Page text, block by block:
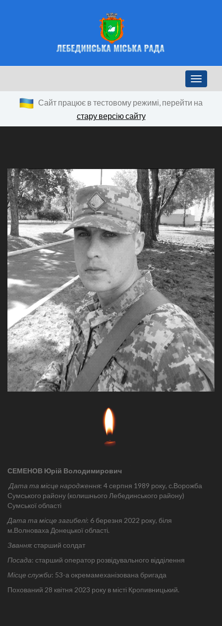
Toggle
Сайт працює в тестовому режимі, перейти на
стару версію сайту
СЕМЕНОВ Юрій Володимирович
Дата та місце народження: 4 серпня 1989 року, с.Ворожба
Сумського району (колишнього Лебединського району)
Сумської області
Дата та місце загибелі: 6 березня 2022 року, біля
м.Волноваха Донецької області.
Звання:старший солдат
Посада: старший оператор розвідувального відділення
Місце служби: 53-а окремамеханізована бригада
Похований 28 квітня 2023 року в місті Кропивницький.